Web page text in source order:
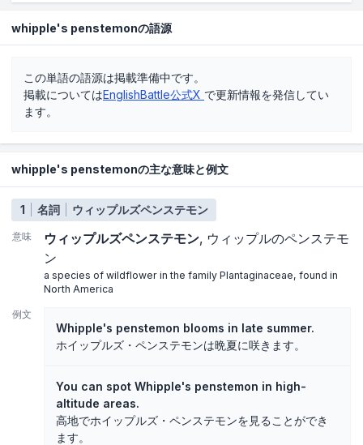
whipple's penstemonの語源
この単語の語源は掲載準備中です。
掲載についてはEnglishBattle公式X で更新情報を発信してい
ます。
whipple's penstemonの主な意味と例文
1 名詞 ウィップルズペンステモン
意味 ウィップルズペンステモン ウィップルのペンステモ
ン
a species of wildflower in the family Plantaginaceae, found in
North America
例文
Whipple's penstemon blooms in late summer.
ホイップルズ・ペンステモンは晩夏に咲きます。
You can spot Whipple's penstemon in high-
altitude areas.
高地でホイップルズ・ペンステモンを見ることができ
ます。